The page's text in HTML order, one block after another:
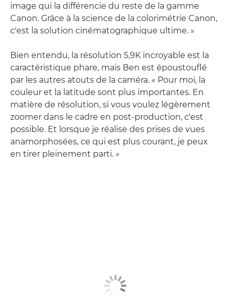
image qui la différencie du reste de la gamme
Canon. Grâce à la science de la colorimétrie Canon,
c'est la solution cinématographique ultime. »
Bien entendu, la résolution 5,9K incroyable est la
caractéristique phare, mais Ben est époustouflé
par les autres atouts de la caméra. « Pour moi, la
couleur et la latitude sont plus importantes. En
matière de résolution, si vous voulez légèrement
zoomer dans le cadre en post-production, c'est
possible. Et lorsque je réalise des prises de vues
anamorphosées, ce qui est plus courant, je peux
en tirer pleinement parti. »